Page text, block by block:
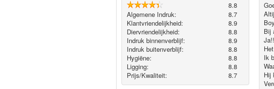
8.8
Algemene Indruk:
8.7
Klantvriendelijkheid:
8.9
Diervriendelijkheid:
8.8
Indruk binnenverblijf:
8.9
Indruk buitenverblijf:
8.8
Hygiëne‎:
8.8
Ligging:
8.8
Prijs/Kwaliteit:
8.7
Bij
Ik
Hij